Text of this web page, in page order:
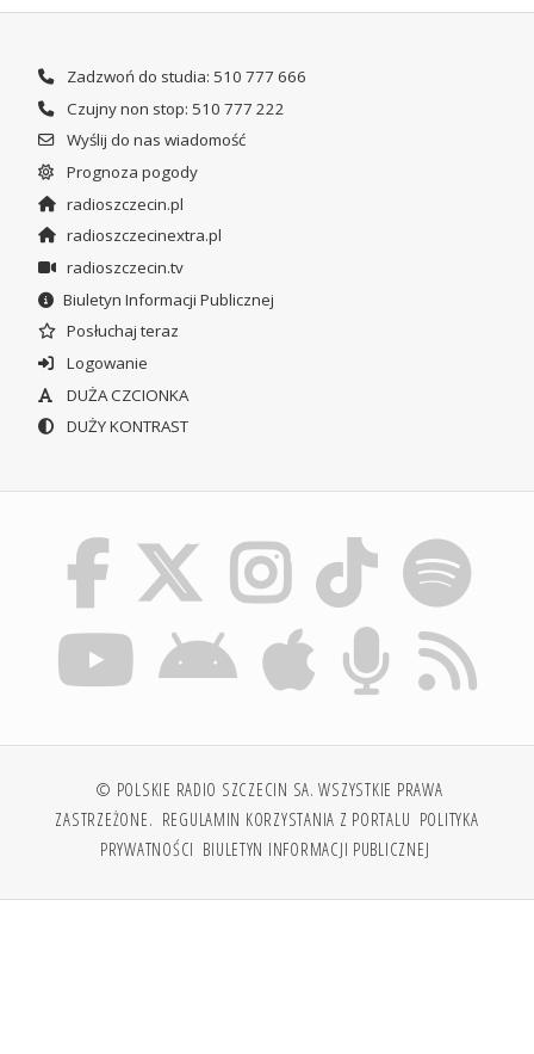
Zadzwoń do studia: 510 777 666
Czujny non stop: 510 777 222
Wyślij do nas wiadomość
Prognoza pogody
radioszczecin.pl
radioszczecinextra.pl
radioszczecin.tv
Biuletyn Informacji Publicznej
Posłuchaj teraz
Logowanie
DUŻA CZCIONKA
DUŻY KONTRAST
© POLSKIE RADIO SZCZECIN SA. WSZYSTKIE PRAWA
ZASTRZEŻONE. REGULAMIN KORZYSTANIA Z PORTALU POLITYKA
PRYWATNOŚCI BIULETYN INFORMACJI PUBLICZNEJ